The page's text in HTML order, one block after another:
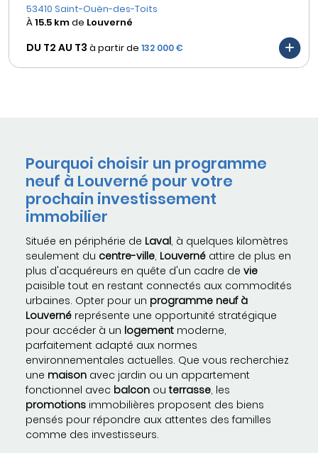
53410 Saint-Ouën-des-Toits
À15.5 kmde Louverné
DU T2 AU T3 à partir de 132 000 €
Pourquoi choisir un programme
neuf à Louverné pour votre
prochain investissement
immobilier
Située en périphérie de Laval, à quelques kilomètres
seulement du centre-ville, Louverné attire de plus en
plus d'acquéreurs en quête d'un cadre de vie
paisible tout en restant connectés aux commodités
urbaines. Opter pour un programme neuf à
Louverné représente une opportunité stratégique
pour accéder à un logement moderne,
parfaitement adapté aux normes
environnementales actuelles. Que vous recherchiez
une maison avec jardin ou un appartement
fonctionnel avec balcon outerrasse, les
promotions immobilières proposent des biens
pensés pour répondre aux attentes des familles
comme des investisseurs.